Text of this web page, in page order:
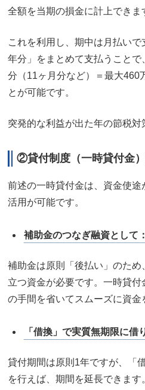
全額を当期の損金に計上できま
これを利用し、期中は月払い
年分」をまとめて支払うこと
分（11ヶ月分など）＝最大460
とが可能です。
突発的な利益が出た年の節税対
②貸付制度（一時貸付金
前述の一時貸付金は、資金使
活用が可能です。
補助金のつなぎ融資として：
補助金は原則「後払い」のた
立つ資金が必要です。一時貸付
の手間を省いてスムーズに資金
「借換」で実質無期限に借
貸付期間は原則1年ですが、「
を行えば、期間を延長できます